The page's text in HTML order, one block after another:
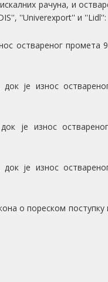
рачуна, и
''Univerexport'' и ''Lidl'':
оствареног промета
је износ
је износ
је износ
о пореском поступку